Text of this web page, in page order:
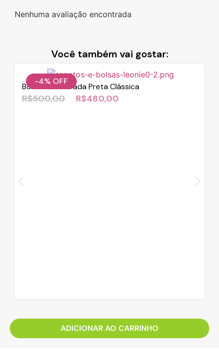
Nenhuma avaliação encontrada
Você também vai gostar:
-4% OFF
Bolsa Estruturada Preta Clássica
R$500,00 R$480,00
ADICIONAR AO CARRINHO